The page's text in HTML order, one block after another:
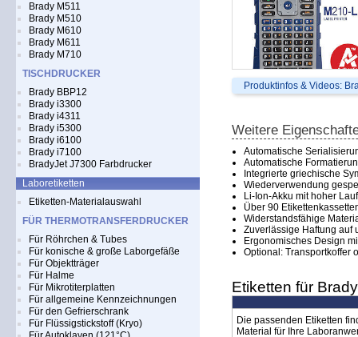
Brady M511
Brady M510
Brady M610
Brady M611
Brady M710
TISCHDRUCKER
Brady BBP12
Brady i3300
Brady i4311
Brady i5300
Brady i6100
Brady i7100
BradyJet J7300 Farbdrucker
Laboretiketten
Etiketten-Materialauswahl
FÜR THERMOTRANSFERDRUCKER
Für Röhrchen & Tubes
Für konische & große Laborgefäße
Für Objektträger
Für Halme
Für Mikrotiterplatten
Für allgemeine Kennzeichnungen
Für den Gefrierschrank
Für Flüssigstickstoff (Kryo)
Produktinfos & Videos:
Weitere
Automatische
Automatische
Integrierte griechische
Wiederverwendung
Li-Ion-Akku mit hoher
Über 90
Widerstandsfähige
Zuverlässige Haftung auf
Ergonomisches Design
Optional: Transportkoffer
Etiketten für
Die passenden Etiketten
Material für Ihre